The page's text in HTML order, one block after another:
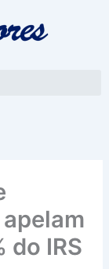
do IRS